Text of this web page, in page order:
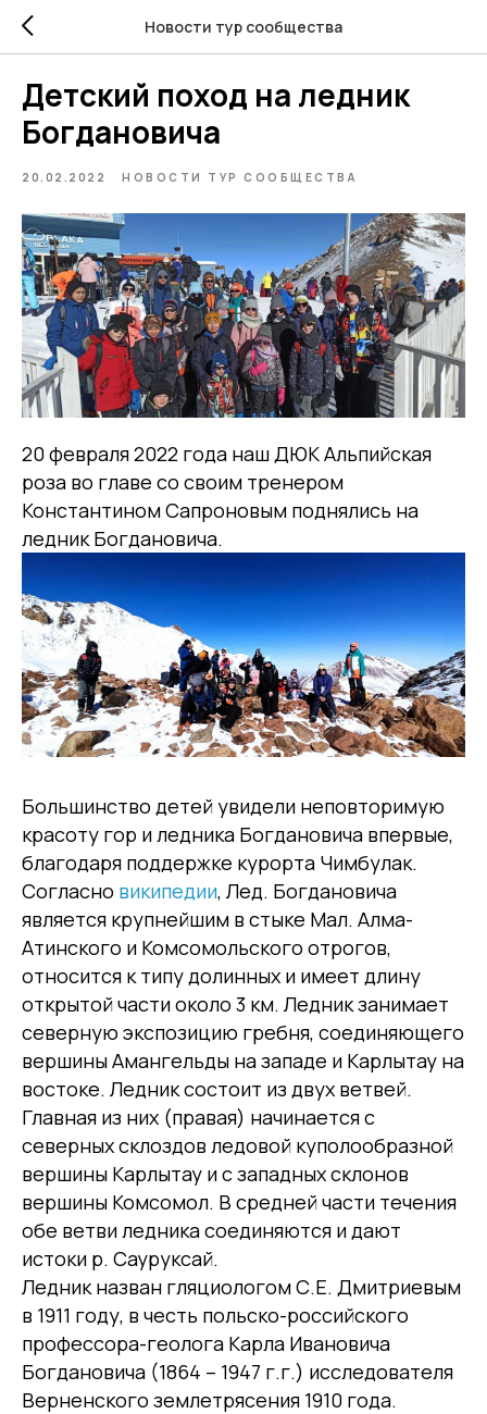
Новости тур сообщества
Детский поход на ледник
Богдановича
20.02.2022 НОВОСТИ ТУР СООБЩЕСТВА
20 февраля 2022 года наш ДЮК Альпийская
роза во главе со своим тренером
Константином Сапроновым поднялись на
ледник Богдановича.
Большинство детей увидели неповторимую
красоту гор и ледника Богдановича впервые,
благодаря поддержке курорта Чимбулак.
Согласно википедии, Лед. Богдановича
является крупнейшим в стыке Мал. Алма-
Атинского и Комсомольского отрогов,
относится к типу долинных и имеет длину
открытой части около 3 км. Ледник занимает
северную экспозицию гребня, соединяющего
вершины Амангельды на западе и Карлытау на
востоке. Ледник состоит из двух ветвей.
Главная из них (правая) начинается с
северных склоздов ледовой куполообразной
вершины Карлытау и с западных склонов
вершины Комсомол. В средней части течения
обе ветви ледника соединяются и дают
истоки р. Сауруксай.
Ледник назван гляциологом С.Е. Дмитриевым
в 1911 году, в честь польско-российского
профессора-геолога Карла Ивановича
Богдановича (1864 – 1947 г.г.) исследователя
Верненского землетрясения 1910 года.